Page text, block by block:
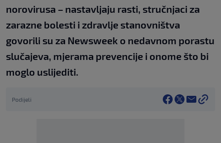
norovirusa – nastavljaju rasti, stručnjaci za
zarazne bolesti i zdravlje stanovništva
govorili su za Newsweek o nedavnom porastu
slučajeva, mjerama prevencije i onome što bi
moglo uslijediti.
Podijeli